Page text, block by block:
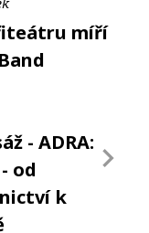
míří
- ADRA:
od
k